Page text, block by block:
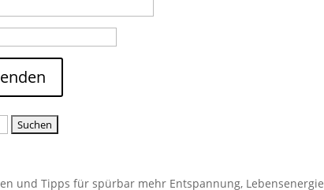
und Tipps für spürbar mehr Entspannung,